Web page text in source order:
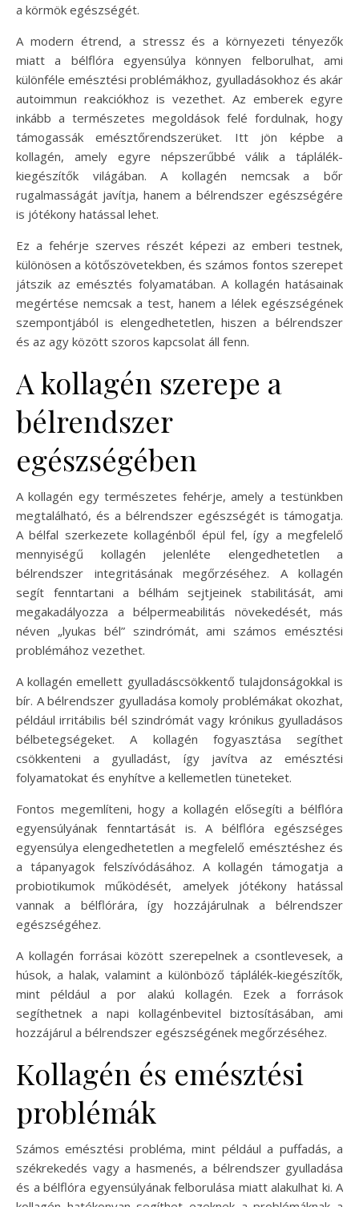
a körmök egészségét.
A modern étrend, a stressz és a környezeti tényezők
miatt a bélflóra egyensúlya könnyen felborulhat, ami
különféle emésztési problémákhoz, gyulladásokhoz és akár
autoimmun reakciókhoz is vezethet. Az emberek egyre
inkább a természetes megoldások felé fordulnak, hogy
támogassák emésztőrendszerüket. Itt jön képbe a
kollagén, amely egyre népszerűbbé válik a táplálék-
kiegészítők világában. A kollagén nemcsak a bőr
rugalmasságát javítja, hanem a bélrendszer egészségére
is jótékony hatással lehet.
Ez a fehérje szerves részét képezi az emberi testnek,
különösen a kötőszövetekben, és számos fontos szerepet
játszik az emésztés folyamatában. A kollagén hatásainak
megértése nemcsak a test, hanem a lélek egészségének
szempontjából is elengedhetetlen, hiszen a bélrendszer
és az agy között szoros kapcsolat áll fenn.
A kollagén szerepe a
bélrendszer
egészségében
A kollagén egy természetes fehérje, amely a testünkben
megtalálható, és a bélrendszer egészségét is támogatja.
A bélfal szerkezete kollagénből épül fel, így a megfelelő
mennyiségű kollagén jelenléte elengedhetetlen a
bélrendszer integritásának megőrzéséhez. A kollagén
segít fenntartani a bélhám sejtjeinek stabilitását, ami
megakadályozza a bélpermeabilitás növekedését, más
néven „lyukas bél” szindrómát, ami számos emésztési
problémához vezethet.
A kollagén emellett gyulladáscsökkentő tulajdonságokkal is
bír. A bélrendszer gyulladása komoly problémákat okozhat,
például irritábilis bél szindrómát vagy krónikus gyulladásos
bélbetegségeket. A kollagén fogyasztása segíthet
csökkenteni a gyulladást, így javítva az emésztési
folyamatokat és enyhítve a kellemetlen tüneteket.
Fontos megemlíteni, hogy a kollagén elősegíti a bélflóra
egyensúlyának fenntartását is. A bélflóra egészséges
egyensúlya elengedhetetlen a megfelelő emésztéshez és
a tápanyagok felszívódásához. A kollagén támogatja a
probiotikumok működését, amelyek jótékony hatással
vannak a bélflórára, így hozzájárulnak a bélrendszer
egészségéhez.
A kollagén forrásai között szerepelnek a csontlevesek, a
húsok, a halak, valamint a különböző táplálék-kiegészítők,
mint például a por alakú kollagén. Ezek a források
segíthetnek a napi kollagénbevitel biztosításában, ami
hozzájárul a bélrendszer egészségének megőrzéséhez.
Kollagén és emésztési
problémák
Számos emésztési probléma, mint például a puffadás, a
székrekedés vagy a hasmenés, a bélrendszer gyulladása
és a bélflóra egyensúlyának felborulása miatt alakulhat ki. A